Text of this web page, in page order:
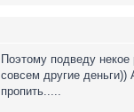
Поэтому подведу
совсем другие деньги))
пропить.....